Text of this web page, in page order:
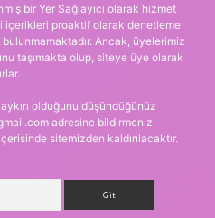
bir Yer Sağlayıcı olarak hizmet
içerikleri proaktif olarak denetleme
Ancak, üyelerimiz
taşımakta olup, siteye üye olarak
olduğunu düşündüğünüz
adresine bildirmeniz
sitemizden kaldırılacaktır.